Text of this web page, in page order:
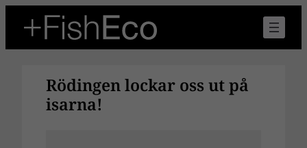
innehåll
Rödingen lockar oss ut på
isarna!